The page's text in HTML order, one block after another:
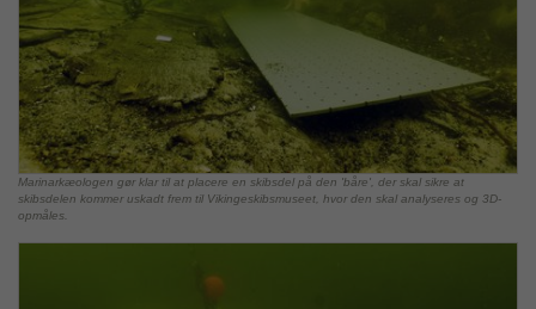
Marinarkæologen gør klar til at placere en skibsdel på den 'båre', der skal sikre at
skibsdelen kommer uskadt frem til Vikingeskibsmuseet, hvor den skal analyseres og 3D-
opmåles.